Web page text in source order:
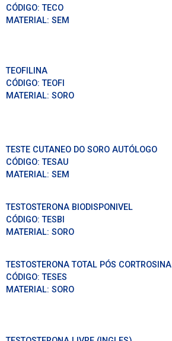
CÓDIGO:TECO
MATERIAL: SEM
TEOFILINA
CÓDIGO:TEOFI
MATERIAL: SORO
TESTE CUTANEO DO SORO AUTÓLOGO
CÓDIGO:TESAU
MATERIAL: SEM
TESTOSTERONA BIODISPONIVEL
CÓDIGO:TESBI
MATERIAL: SORO
TESTOSTERONA TOTAL PÓS CORTROSINA
CÓDIGO: TESES
MATERIAL: SORO